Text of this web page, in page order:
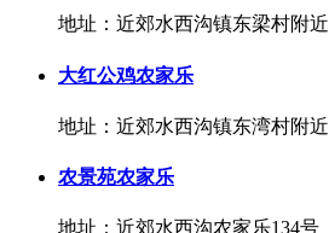
地址：近郊水西沟镇东梁村附近
大红公鸡农家乐
地址：近郊水西沟镇东湾村附近
农景苑农家乐
地址：近郊水西沟农家乐134号